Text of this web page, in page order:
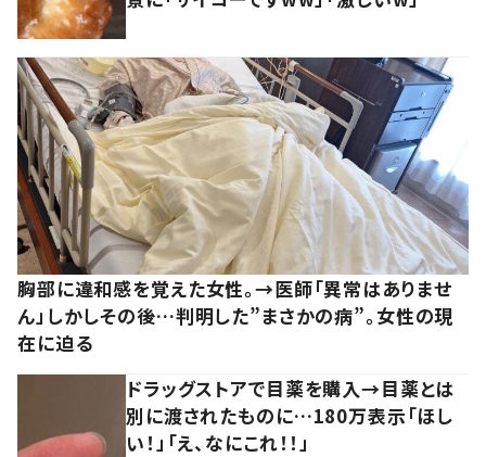
胸部に違和感を覚えた女性。→医師「異常はありませ
ん」しかしその後…判明した”まさかの病”。女性の現
在に迫る
ドラッグストアで目薬を購入→目薬とは
別に渡されたものに…180万表示「ほし
い！」「え、なにこれ！！」